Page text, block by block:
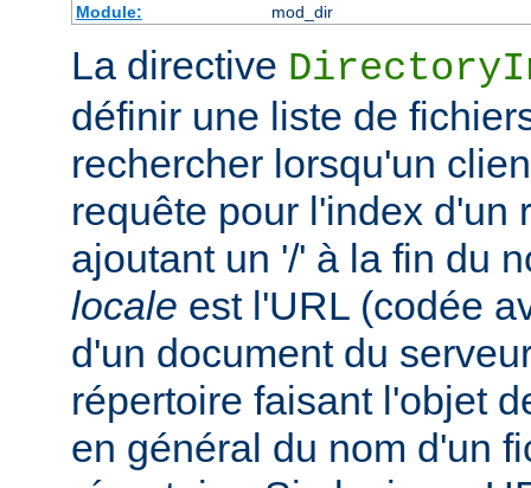
Module:
mod_dir
La directive
définir une liste de
rechercher lorsqu'un
requête pour l'index d'un
ajoutant un '/' à la fin du
locale est l'URL (codée
d'un document du
répertoire faisant l'objet
en général du nom d'un